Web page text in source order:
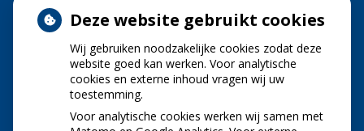
Vrijdag:
08.15 uur - 11.00 uur
NIEUWS
Let op: valse Infomedics-mails over
openstaande rekening
Deze website gebruikt cookies
Wij gebruiken noodzakelijke cookies zodat deze
website goed kan werken. Voor analytische
cookies en externe inhoud vragen wij uw
toestemming.
Voor analytische cookies werken wij samen met